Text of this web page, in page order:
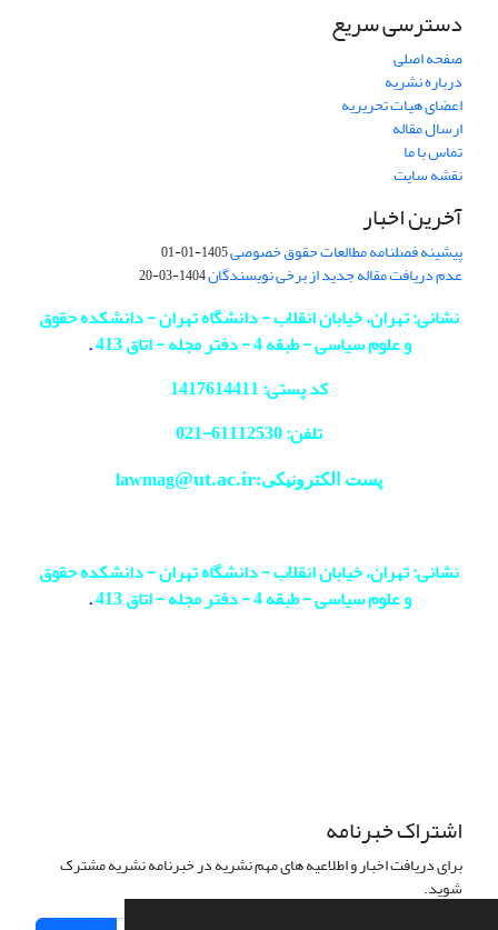
دسترسی سریع
صفحه اصلی
درباره نشریه
اعضای هیات تحریریه
ارسال مقاله
تماس با ما
نقشه سایت
آخرین اخبار
پیشینه فصلنامه مطالعات حقوق خصوصی1405-01-01
عدم دریافت مقاله جدید از برخی نویسندگان1404-03-20
نشانی: تهران، خیابان انقلاب - دانشگاه تهران - دانشکده حقوق
و علوم سیاسی - طبقه 4 - دفتر مجله - اتاق 413
.
کد پستی: 1417614411
تلفن: 61112530-
021
پست الکترونیکی:lawmag@ut.ac.ir
نشانی: تهران، خیابان انقلاب - دانشگاه تهران - دانشکده حقوق
و علوم سیاسی - طبقه 4 - دفتر مجله - اتاق 413
.
اشتراک خبرنامه
برای دریافت اخبار و اطلاعیه های مهم نشریه در خبرنامه نشریه مشترک
شوید.